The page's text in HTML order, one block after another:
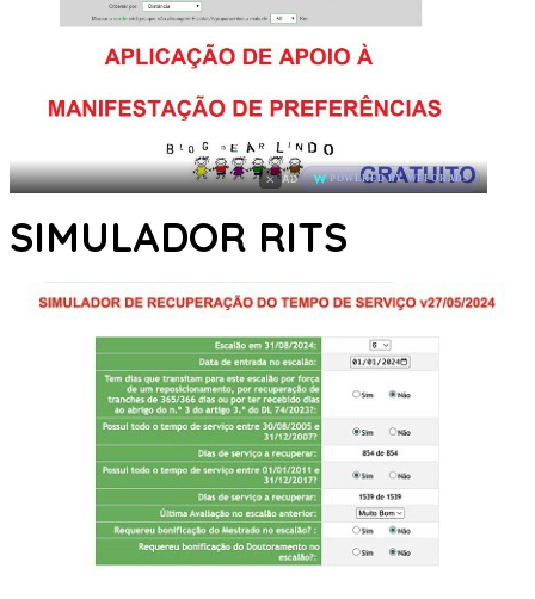
× AD POWERED BY WEFORADS
SIMULADOR RITS